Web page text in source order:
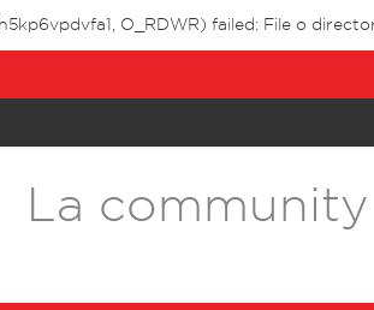
O_RDWR) failed: File o
La